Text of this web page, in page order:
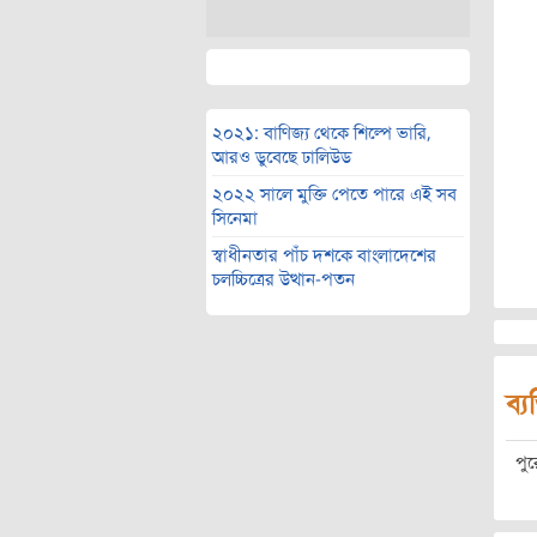
২০২১: বাণিজ্য থেকে শিল্পে ভারি,
আরও ডুবেছে ঢালিউড
২০২২ সালে মুক্তি পেতে পারে এই সব
সিনেমা
স্বাধীনতার পাঁচ দশকে বাংলাদেশের
চলচ্চিত্রের উত্থান-পতন